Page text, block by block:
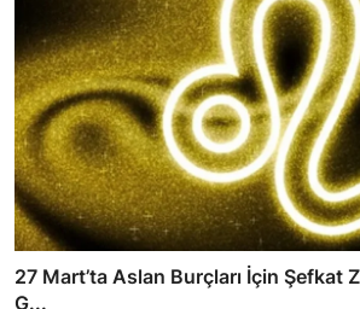
27 Mart’ta Aslan Burçları İçin Şefkat
G...